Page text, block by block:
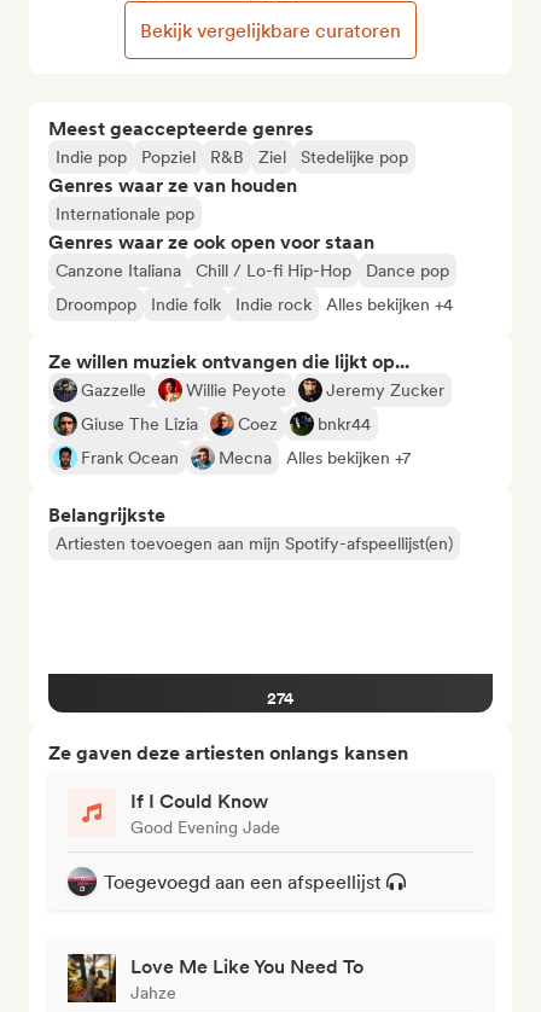
Meest geaccepteerde genres
Indie pop Popziel R&B Ziel Stedelijke pop
Genres waar ze van houden
Internationale pop
Genres waar ze ook open voor staan
Canzone Italiana Chill / Lo-fi Hip-Hop
Dance pop
Droompop
Indie folk Indie rock Alles bekijken +4
Ze willen muziek ontvangen die lijkt op...
Gazzelle Willie Peyote
Jeremy Zucker
Giuse The Lizia
Coez
bnkr44
Frank Ocean
Mecna Alles bekijken +7
Belangrijkste
Artiesten toevoegen aan mijn Spotify-afspeellijst(en)
274
Ze gaven deze artiesten onlangs kansen
If I Could Know
Good Evening Jade
Toegevoegd aan een afspeellijst
Love Me Like You Need To
Jahze
Bekijk vergelijkbare curatoren